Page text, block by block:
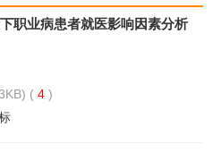
职业病患者就医影响因素分析
( 4 )